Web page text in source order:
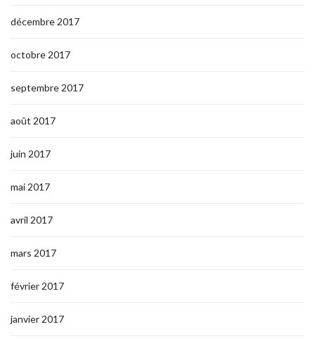
décembre 2017
octobre 2017
septembre 2017
août 2017
juin 2017
mai 2017
avril 2017
mars 2017
février 2017
janvier 2017